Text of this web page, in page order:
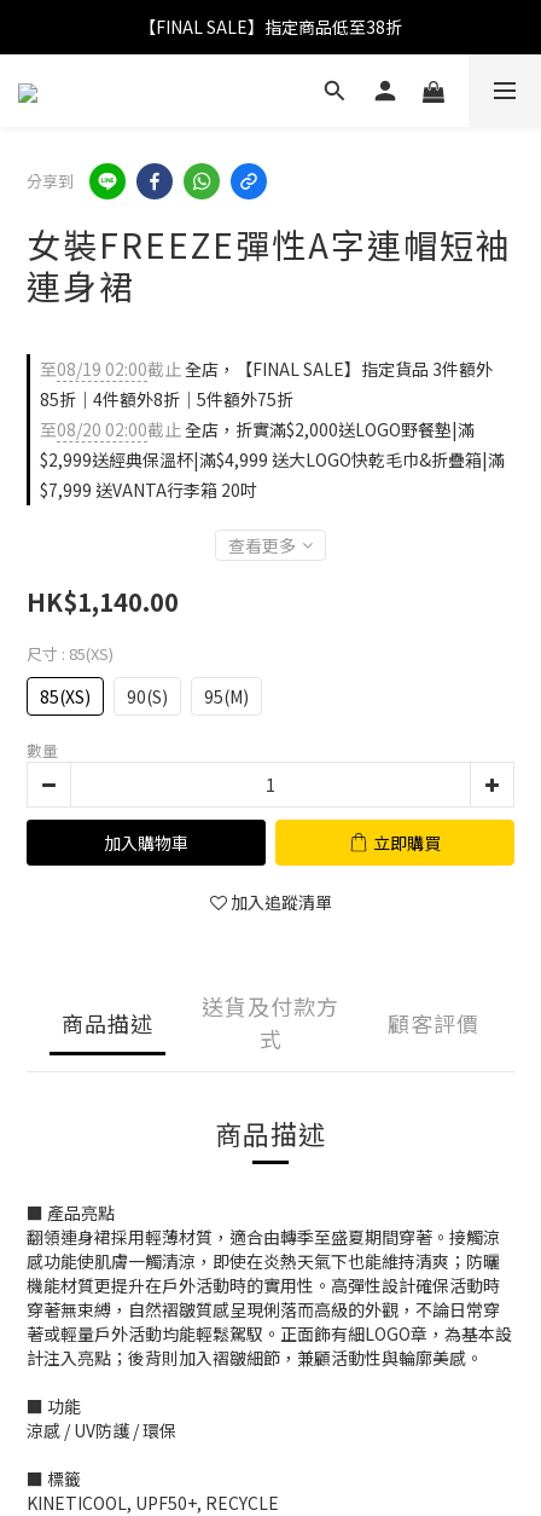
【FINAL SALE】指定商品低至38折
【FINAL SALE】指定商品低至38折
折實滿$2,000送LOGO野餐墊｜滿$2,999送經典保溫杯
【FINAL SALE】指定商品低至38折
分享到
女裝FREEZE彈性A字連帽短袖
連身裙
至08/19 02:00截止全店，【FINAL SALE】指定貨品 3件額外
85折｜4件額外8折｜5件額外75折
至08/20 02:00截止全店，折實滿$2,000送LOGO野餐墊|滿
$2,999送經典保溫杯|滿$4,999 送大LOGO快乾毛巾&折疊箱|滿
$7,999 送VANTA行李箱 20吋
查看更多
HK$1,140.00
尺寸 : 85(XS)
85(XS) 90(S) 95(M)
數量
加入購物車 立即購買
加入追蹤清單
商品描述
送貨及付款方
式
顧客評價
商品描述
■ 產品亮點
翻領連身裙採用輕薄材質，適合由轉季至盛夏期間穿著。接觸涼
感功能使肌膚一觸清涼，即使在炎熱天氣下也能維持清爽；防曬
機能材質更提升在戶外活動時的實用性。高彈性設計確保活動時
穿著無束縛，自然褶皺質感呈現俐落而高級的外觀，不論日常穿
著或輕量戶外活動均能輕鬆駕馭。正面飾有細LOGO章，為基本設
計注入亮點；後背則加入褶皺細節，兼顧活動性與輪廓美感。
■ 功能
涼感 / UV防護 / 環保
■ 標籤
KINETICOOL, UPF50+, RECYCLE